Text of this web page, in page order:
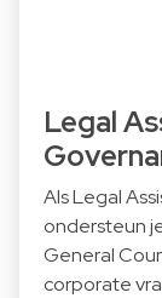
Legal
Als Legal
ondersteun
General
corporate